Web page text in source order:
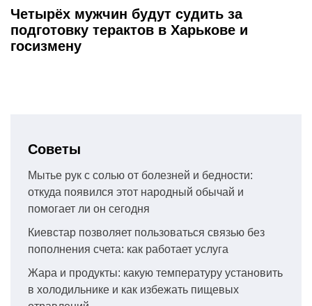
Четырёх мужчин будут судить за
подготовку терактов в Харькове и
госизмену
Советы
Мытье рук с солью от болезней и бедности:
откуда появился этот народный обычай и
помогает ли он сегодня
Киевстар позволяет пользоваться связью без
пополнения счета: как работает услуга
Жара и продукты: какую температуру установить
в холодильнике и как избежать пищевых